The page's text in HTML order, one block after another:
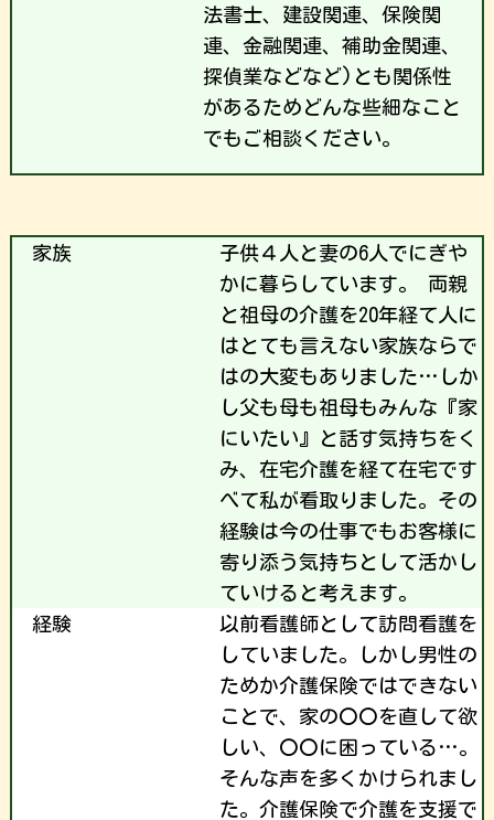
法書士、建設関連、保険関
連、金融関連、補助金関連、
探偵業などなど)とも関係性
があるためどんな些細なこと
でもご相談ください。
家族
子供４人と妻の6人でにぎや
かに暮らしています。 両親
と祖母の介護を20年経て人に
はとても言えない家族ならで
はの大変もありました…しか
し父も母も祖母もみんな『家
にいたい』と話す気持ちをく
み、在宅介護を経て在宅です
べて私が看取りました。その
経験は今の仕事でもお客様に
寄り添う気持ちとして活かし
ていけると考えます。
経験
以前看護師として訪問看護を
していました。しかし男性の
ためか介護保険ではできない
ことで、家の〇〇を直して欲
しい、〇〇に困っている…。
そんな声を多くかけられまし
た。介護保険で介護を支援で